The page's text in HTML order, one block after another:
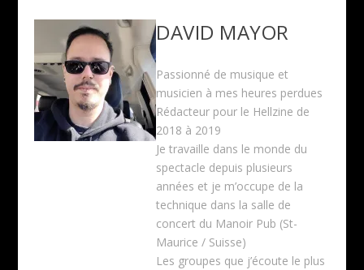
DAVID MAYOR
Passionné de musique et
musicien à mes heures perdues
Rédacteur pour le Hellzine de
2018 à 2019
Je travaille dans le monde du
spectacle depuis plusieurs
années et je m’occupe de la
technique dans la salle de
concert du Manoir Pub (St-
Maurice / Suisse)
Les groupes que j’écoute le plus